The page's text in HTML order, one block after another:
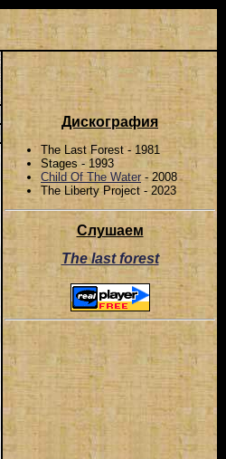
Дискография
The Last Forest - 1981
Stages - 1993
Child Of The Water- 2008
The Liberty Project - 2023
Слушаем
The last forest